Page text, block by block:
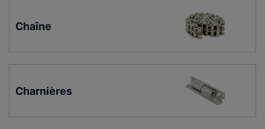
Chaîne
Charnières